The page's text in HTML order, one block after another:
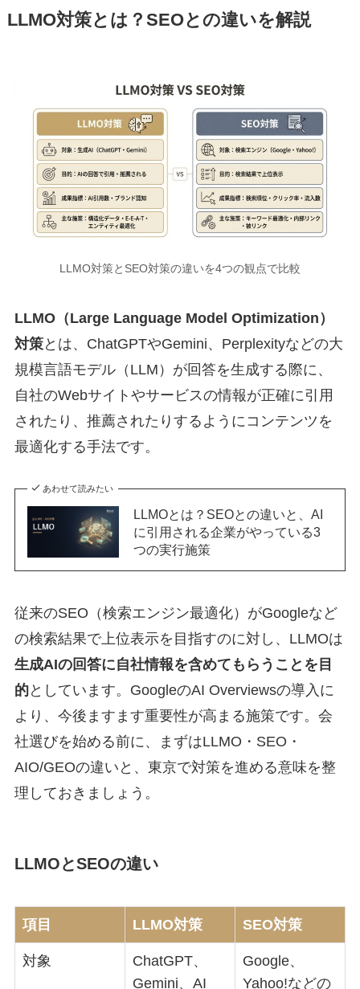
LLMO対策とは？SEOとの違いを解説
LLMO対策とSEO対策の違いを4つの観点で比較
LLMO（Large Language Model Optimization）
対策とは、ChatGPTやGemini、Perplexityなどの大
規模言語モデル（LLM）が回答を生成する際に、
自社のWebサイトやサービスの情報が正確に引用
されたり、推薦されたりするようにコンテンツを
最適化する手法です。
あわせて読みたい
LLMOとは？SEOとの違いと、AI
に引用される企業がやっている3
つの実行施策
従来のSEO（検索エンジン最適化）がGoogleなど
の検索結果で上位表示を目指すのに対し、LLMOは
生成AIの回答に自社情報を含めてもらうことを目
的としています。GoogleのAI Overviewsの導入に
より、今後ますます重要性が高まる施策です。会
社選びを始める前に、まずはLLMO・SEO・
AIO/GEOの違いと、東京で対策を進める意味を整
理しておきましょう。
LLMOとSEOの違い
項目 LLMO対策 SEO対策
対象
ChatGPT、
Gemini、AI
Google、
Yahoo!などの